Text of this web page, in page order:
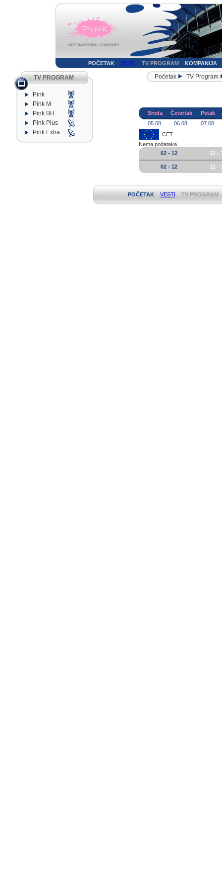
POČETAK VESTI TV PROGRAM KOMPANIJA
TV PROGRAM
Pink
Pink M
Pink BH
Pink Plus
Pink Extra
Početak TV Program
Sreda Četvrtak
Petak
05.08.
06.08.
07.08.
CET
Nema podataka
02 - 12
12 -
02 - 12 12 -
POČETAK VESTI TV PROGRAM